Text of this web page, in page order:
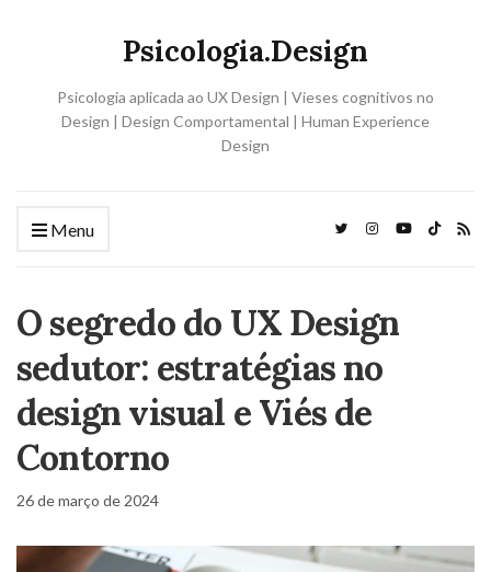
Psicologia.Design
Psicologia aplicada ao UX Design | Vieses cognitivos no
Design | Design Comportamental | Human Experience
Design
Menu
O segredo do UX Design
sedutor: estratégias no
design visual e Viés de
Contorno
26 de março de 2024